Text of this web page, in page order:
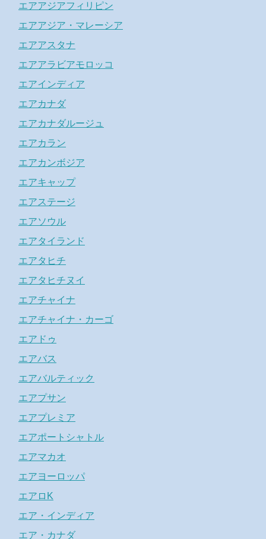
エアアジアフィリピン
エアアジア・マレーシア
エアアスタナ
エアアラビアモロッコ
エアインディア
エアカナダ
エアカナダルージュ
エアカラン
エアカンボジア
エアキャップ
エアステージ
エアソウル
エアタイランド
エアタヒチ
エアタヒチヌイ
エアチャイナ
エアチャイナ・カーゴ
エアドゥ
エアバス
エアバルティック
エアプサン
エアプレミア
エアポートシャトル
エアマカオ
エアヨーロッパ
エアロK
エア・インディア
エア・カナダ